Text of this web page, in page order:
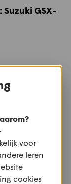
GSX-
500AC &
voor
leren
cookies